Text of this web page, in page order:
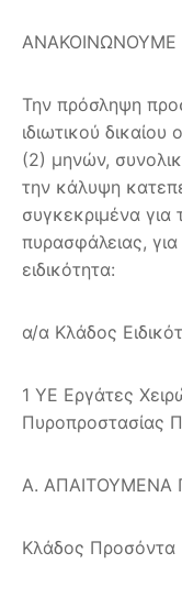
ΑΝΑΚΟΙΝΩΝΟΥΜΕ
Την πρόσληψη
ιδιωτικού
(2) μηνών,
την κάλυψη
συγκεκριμένα για
πυρασφάλειας,
ειδικότητα:
α/α Κλάδος
1 ΥΕ Εργάτες
Πυροπροστασίας
Α. ΑΠΑΙΤΟΥΜΕΝΑ
Κλάδος Προσόντα